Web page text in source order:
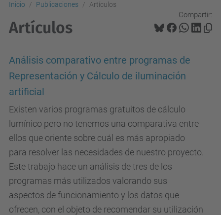
Inicio Publicaciones Artículos
Compartir:
Artículos
Análisis comparativo entre programas de
Representación y Cálculo de iluminación
artificial
Existen varios programas gratuitos de cálculo
lumínico pero no tenemos una comparativa entre
ellos que oriente sobre cuál es más apropiado
para resolver las necesidades de nuestro proyecto.
Este trabajo hace un análisis de tres de los
programas más utilizados valorando sus
aspectos de funcionamiento y los datos que
ofrecen, con el objeto de recomendar su utilización